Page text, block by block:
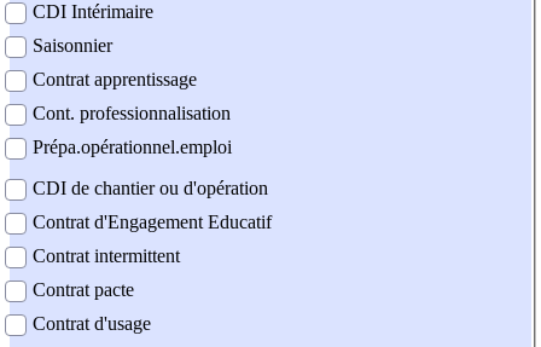
CDI Intérimaire
Saisonnier
Contrat apprentissage
Cont. professionnalisation
Prépa.opérationnel.emploi
CDI de chantier ou d'opération
Contrat d'Engagement Educatif
Contrat intermittent
Contrat pacte
Contrat d'usage